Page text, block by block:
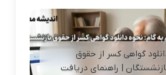
گواهی کسر از حقوق
| راهنمای دریافت